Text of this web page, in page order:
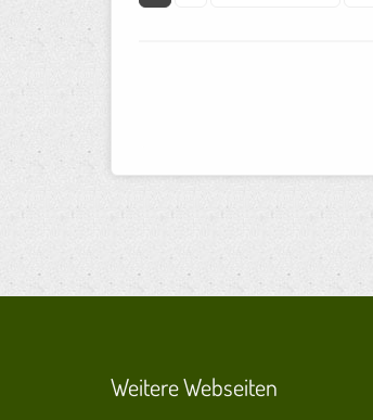
Weitere Webseiten